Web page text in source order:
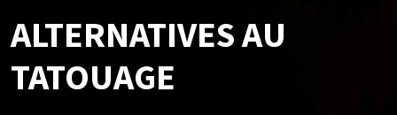
ALTERNATIVES AU
TATOUAGE